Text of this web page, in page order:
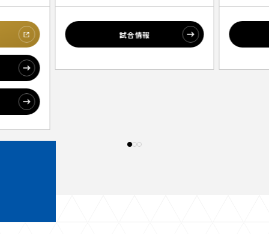
スクール
その他
観戦方法を知る
スタジアム観戦ガイド
観戦マナー＆ルール
ビジターサポーターの皆様へ
車イスでの観戦
ＦＣ町田ゼルビアをサポート
トレーニングの見学・ファンサービス
ボランティア
ＦＣ町田ゼルビアカレンダー
三輪緑山ベースを利用
ユニフォーム
ホームタウントップ
ゼルビアアシスト募集
ゼルビアアシスト協賛企業一覧
ゼルナビ
ＦＣ町田ゼルビアスポーツクラブ
パートナー
パートナートップ
パートナー企業一覧
試合情報